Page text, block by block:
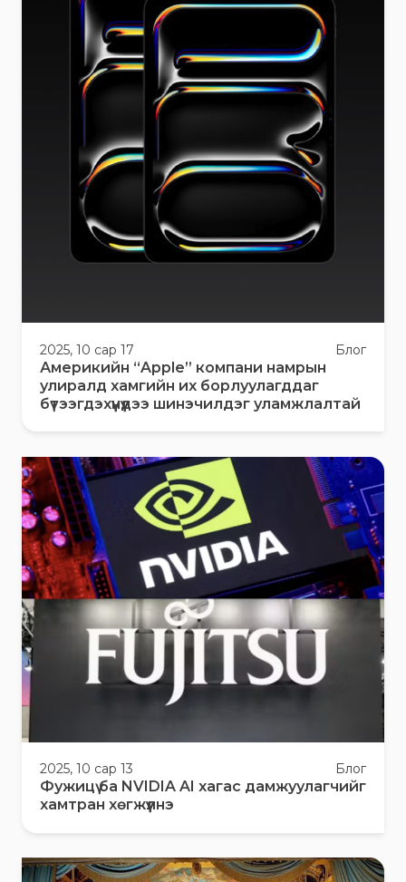
2025, 10 сар 17 Блог
Америкийн “Apple” компани намрын
улиралд хамгийн их борлуулагддаг
бүтээгдэхүүнүүдээ шинэчилдэг уламжлалтай
2025, 10 сар 13 Блог
Фужицү ба NVIDIA AI хагас дамжуулагчийг
хамтран хөгжүүлнэ